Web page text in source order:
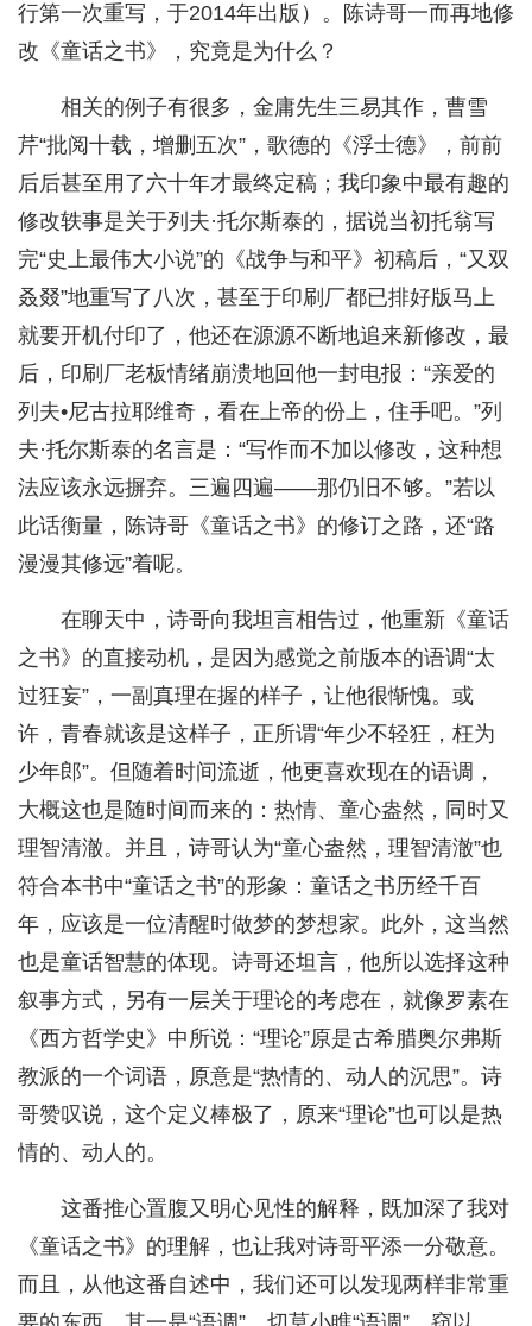
行第一次重写，于2014年出版）。陈诗哥一而再地修
改《童话之书》，究竟是为什么？
相关的例子有很多，金庸先生三易其作，曹雪
芹“批阅十载，增删五次”，歌德的《浮士德》，前前
后后甚至用了六十年才最终定稿；我印象中最有趣的
修改轶事是关于列夫·托尔斯泰的，据说当初托翁写
完“史上最伟大小说”的《战争与和平》初稿后，“又双
叒叕”地重写了八次，甚至于印刷厂都已排好版马上
就要开机付印了，他还在源源不断地追来新修改，最
后，印刷厂老板情绪崩溃地回他一封电报：“亲爱的
列夫•尼古拉耶维奇，看在上帝的份上，住手吧。”列
夫·托尔斯泰的名言是：“写作而不加以修改，这种想
法应该永远摒弃。三遍四遍——那仍旧不够。”若以
此话衡量，陈诗哥《童话之书》的修订之路，还“路
漫漫其修远”着呢。
在聊天中，诗哥向我坦言相告过，他重新《童话
之书》的直接动机，是因为感觉之前版本的语调“太
过狂妄”，一副真理在握的样子，让他很惭愧。或
许，青春就该是这样子，正所谓“年少不轻狂，枉为
少年郎”。但随着时间流逝，他更喜欢现在的语调，
大概这也是随时间而来的：热情、童心盎然，同时又
理智清澈。并且，诗哥认为“童心盎然，理智清澈”也
符合本书中“童话之书”的形象：童话之书历经千百
年，应该是一位清醒时做梦的梦想家。此外，这当然
也是童话智慧的体现。诗哥还坦言，他所以选择这种
叙事方式，另有一层关于理论的考虑在，就像罗素在
《西方哲学史》中所说：“理论”原是古希腊奥尔弗斯
教派的一个词语，原意是“热情的、动人的沉思”。诗
哥赞叹说，这个定义棒极了，原来“理论”也可以是热
情的、动人的。
这番推心置腹又明心见性的解释，既加深了我对
《童话之书》的理解，也让我对诗哥平添一分敬意。
而且，从他这番自述中，我们还可以发现两样非常重